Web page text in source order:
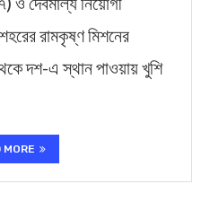
রামকৃষ্ণ মিশনের
দশ-এ স্থান পাওয়ায় খুশি
MORE